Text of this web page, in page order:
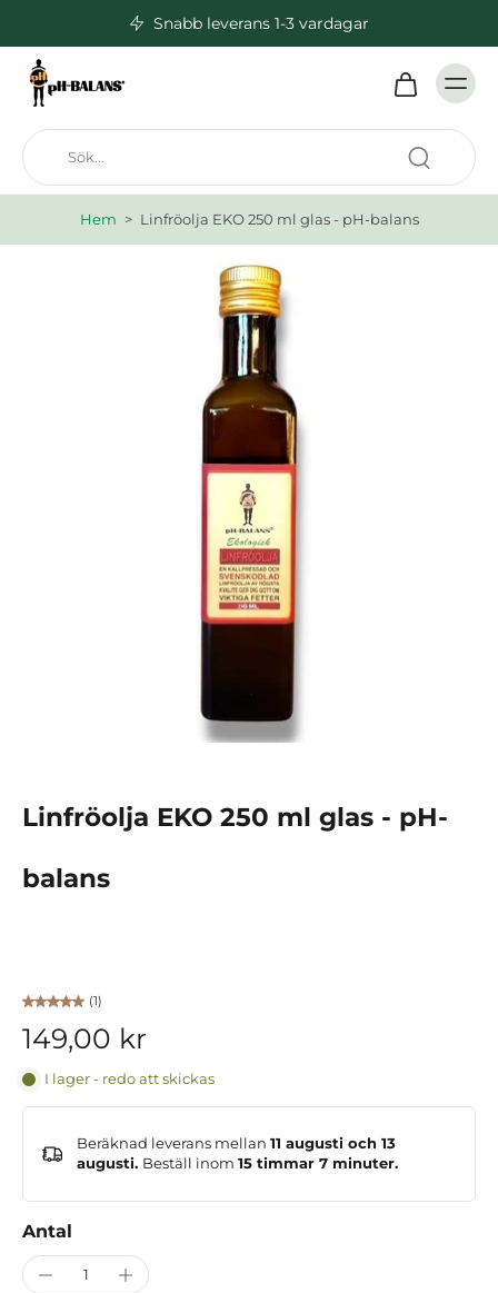
Snabb leverans 1-3 vardagar
Hem > Linfröolja EKO 250 ml glas - pH-balans
Linfröolja EKO 250 ml glas - pH-
balans
(1)
149,00 kr
I lager - redo att skickas
Beräknad leverans mellan 11 augusti och 13
augusti. Beställ inom 15 timmar 7 minuter.
Antal